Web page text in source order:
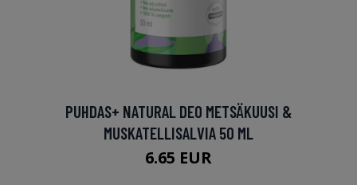
PUHDAS+ NATURAL DEO METSÄKUUSI &
MUSKATELLISALVIA 50 ML
6.65 EUR